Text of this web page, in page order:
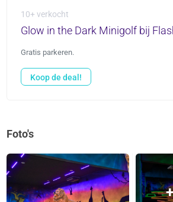
10+ verkocht
Glow in the Dark Minigolf bij
Gratis parkeren.
Koop de deal!
Foto's